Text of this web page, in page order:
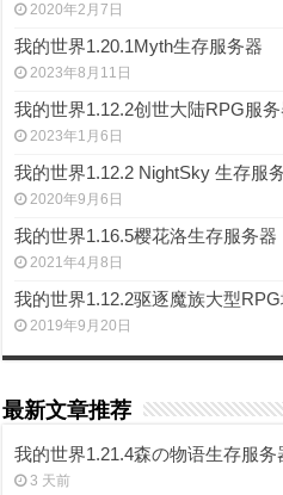
2020年2月7日
我的世界1.20.1Myth生存服务器
2023年8月11日
我的世界1.12.2创世大陆RPG服务
2023年1月6日
我的世界1.12.2 NightSky 生存服
2020年9月6日
我的世界1.16.5樱花洛生存服务器
2021年4月8日
我的世界1.12.2驱逐魔族大型
2019年9月20日
最新文章推荐
我的世界1.21.4森の物语生存服务
3 天前